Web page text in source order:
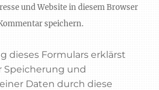
und Website in diesem Browser
speichern.
dieses Formulars erklärst
Speicherung und
Daten durch diese